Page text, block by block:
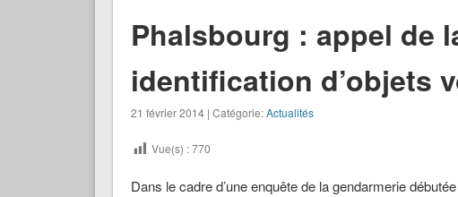
Phalsbourg : appel de
identification d’objets
21 février 2014 | Catégorie:Actualités
Vue(s) :770
Dans le cadre d’une enquête de la gendarmerie